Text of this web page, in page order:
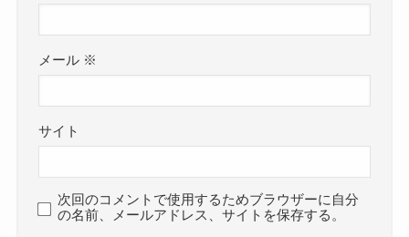
メール ※
サイト
次回のコメントで使用するためブラウザーに自分
の名前、メールアドレス、サイトを保存する。